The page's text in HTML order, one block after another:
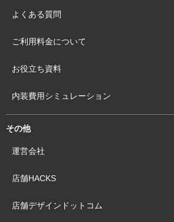
よくある質問
ご利用料金について
お役立ち資料
内装費用シミュレーション
その他
運営会社
店舗HACKS
店舗デザインドットコム